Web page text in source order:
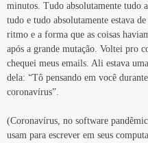
minutos. Tudo absolutamente tudo
tudo e tudo absolutamente estava
ritmo e a forma que as coisas
após a grande mutação. Voltei pro
chequei meus emails. Ali estava
dela: “Tô pensando em você
coronavírus”.
(Coronavírus, no software
usam para escrever em seus